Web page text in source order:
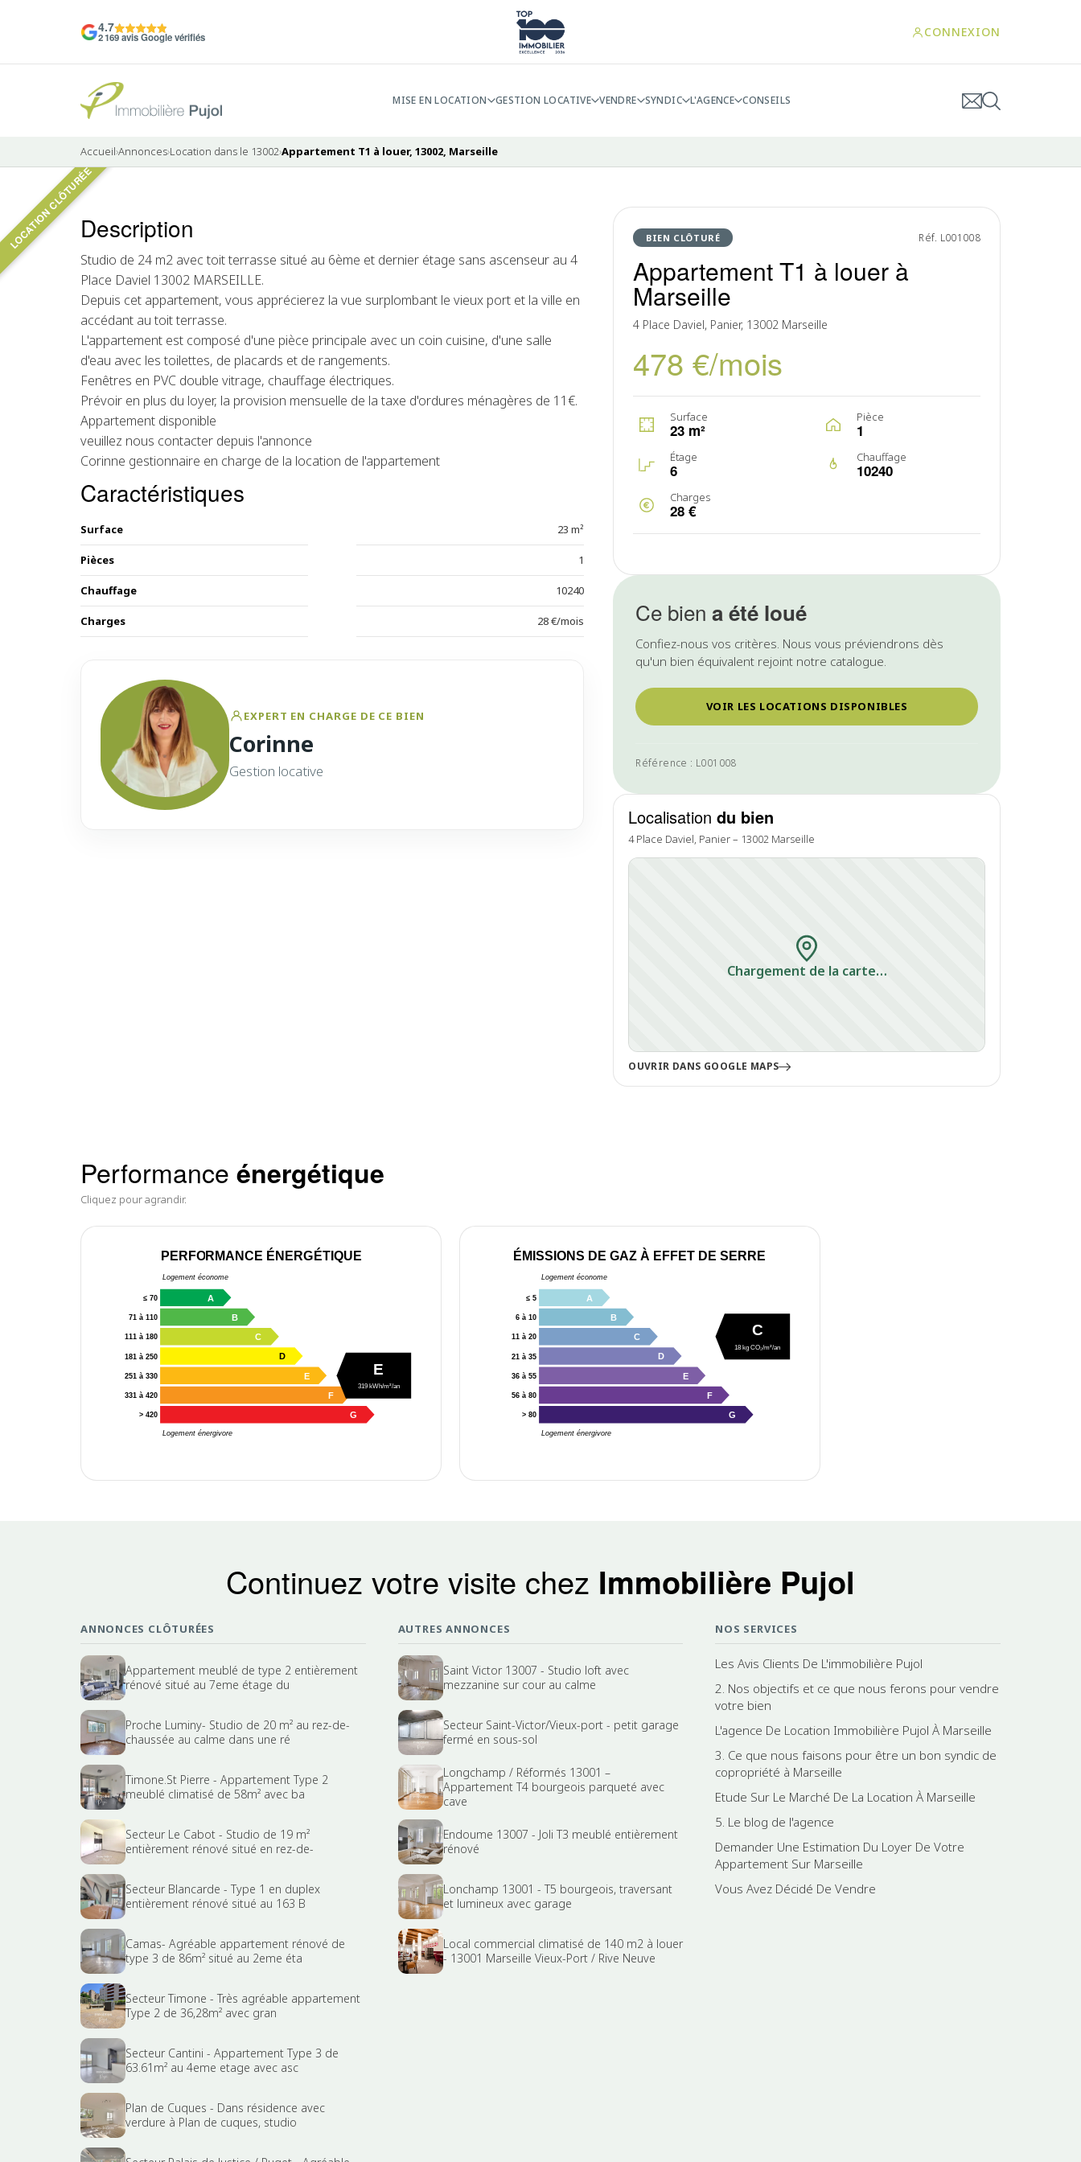
4.7
2 169 avis Google vérifiés CONNEXION
MISE EN LOCATION GESTION LOCATIVE VENDRE SYNDIC L'AGENCE CONSEILS
Accueil›Annonces›Location dans le 13002›Appartement T1 à louer, 13002, Marseille
LOCATION CLÔTURÉE BIEN CLÔTURÉ Réf. L001008
Appartement T1 à louer à
Marseille
4 Place Daviel, Panier, 13002 Marseille
478 €/mois
Surface
23 m²
Pièce
1
Étage
6
Chauffage
10240
Charges
28 €
Ce biena été loué
Confiez-nous vos critères. Nous vous préviendrons dès
qu'un bien équivalent rejoint notre catalogue.
VOIR LES LOCATIONS DISPONIBLES
Référence : L001008
Localisationdu bien
4 Place Daviel, Panier – 13002 Marseille
Chargement de la carte…
OUVRIR DANS GOOGLE MAPS
LOUÉ
Description
Studio de 24 m2 avec toit terrasse situé au 6ème et dernier étage sans ascenseur au 4
Place Daviel 13002 MARSEILLE.
Depuis cet appartement, vous apprécierez la vue surplombant le vieux port et la ville en
accédant au toit terrasse.
L'appartement est composé d'une pièce principale avec un coin cuisine, d'une salle
d'eau avec les toilettes, de placards et de rangements.
Fenêtres en PVC double vitrage, chauffage électriques.
Prévoir en plus du loyer, la provision mensuelle de la taxe d'ordures ménagères de 11€.
Appartement disponible
veuillez nous contacter depuis l'annonce
Corinne gestionnaire en charge de la location de l'appartement
Caractéristiques
Surface 23 m²
Pièces 1
Chauffage 10240
Charges 28 €/mois
EXPERT EN CHARGE DE CE BIEN
Corinne
Gestion locative
Performance énergétique
Cliquez pour agrandir.
PERFORMANCE ÉNERGÉTIQUE
Logement économe
Logement énergivore
≤ 70 A
71 à 110 B
111 à 180 C
181 à 250 D
251 à 330 E
331 à 420 F
> 420 G
E
319 kWh/m²/an
ÉMISSIONS DE GAZ À EFFET DE SERRE
Logement économe
Logement énergivore
≤ 5 A
6 à 10 B
11 à 20 C
21 à 35 D
36 à 55 E
56 à 80 F
> 80 G
C
18 kg CO₂/m²/an
Continuez votre visite chez Immobilière Pujol
ANNONCES CLÔTURÉES
Appartement meublé de type 2 entièrement
rénové situé au 7eme étage du
Proche Luminy- Studio de 20 m² au rez-de-
chaussée au calme dans une ré
Timone.St Pierre - Appartement Type 2
meublé climatisé de 58m² avec ba
Secteur Le Cabot - Studio de 19 m²
entièrement rénové situé en rez-de-
Secteur Blancarde - Type 1 en duplex
entièrement rénové situé au 163 B
Camas- Agréable appartement rénové de
type 3 de 86m² situé au 2eme éta
Secteur Timone - Très agréable appartement
Type 2 de 36,28m² avec gran
Secteur Cantini - Appartement Type 3 de
63.61m² au 4eme etage avec asc
Plan de Cuques - Dans résidence avec
verdure à Plan de cuques, studio
AUTRES ANNONCES
Saint Victor 13007 - Studio loft avec
mezzanine sur cour au calme
Secteur Saint-Victor/Vieux-port - petit garage
fermé en sous-sol
Longchamp / Réformés 13001 –
Appartement T4 bourgeois parqueté avec
cave
Endoume 13007 - Joli T3 meublé entièrement
rénové
Lonchamp 13001 - T5 bourgeois, traversant
et lumineux avec garage
Local commercial climatisé de 140 m2 à louer
- 13001 Marseille Vieux-Port / Rive Neuve
NOS SERVICES
Les Avis Clients De L'immobilière Pujol
2. Nos objectifs et ce que nous ferons pour vendre
votre bien
L'agence De Location Immobilière Pujol À Marseille
3. Ce que nous faisons pour être un bon syndic de
copropriété à Marseille
Etude Sur Le Marché De La Location À Marseille
5. Le blog de l'agence
Demander Une Estimation Du Loyer De Votre
Appartement Sur Marseille
Vous Avez Décidé De Vendre